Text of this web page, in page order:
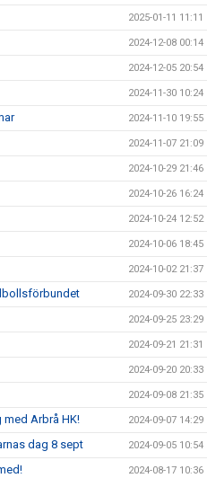
2025-01-11 11:11
2024-12-08 00:14
2024-12-05 20:54
2024-11-30 10:24
2024-11-10 19:55
2024-11-07 21:09
2024-10-29 21:46
2024-10-26 16:24
2024-10-24 12:52
2024-10-06 18:45
2024-10-02 21:37
2024-09-30 22:33
2024-09-25 23:29
2024-09-21 21:31
2024-09-20 20:33
2024-09-08 21:35
Arbrå HK! 2024-09-07 14:29
dag 8 sept 2024-09-05 10:54
2024-08-17 10:36